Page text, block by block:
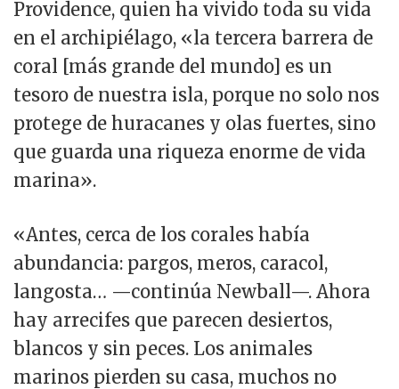
Providence, quien ha vivido toda su vida
en el archipiélago, «la tercera barrera de
coral [más grande del mundo] es un
tesoro de nuestra isla, porque no solo nos
protege de huracanes y olas fuertes, sino
que guarda una riqueza enorme de vida
marina».
«Antes, cerca de los corales había
abundancia: pargos, meros, caracol,
langosta… —continúa Newball—. Ahora
hay arrecifes que parecen desiertos,
blancos y sin peces. Los animales
marinos pierden su casa, muchos no